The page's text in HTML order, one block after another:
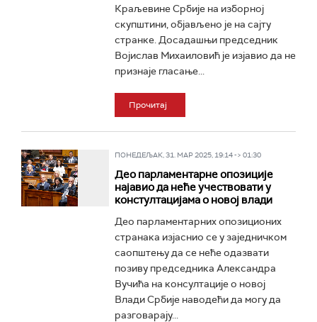
Краљевине Србије на изборној
скупштини, објављено је на сајту
странке. Досадашњи председник
Војислав Михаиловић је изјавио да не
признаје гласање...
Прочитај
ПОНЕДЕЉАК, 31. МАР 2025, 19:14 -> 01:30
Део парламентарне опозиције
најавио да неће учествовати у
констултацијама о новој влади
Део парламентарних опозиционих
странака изјаснио се у заједничком
саопштењу да се неће одазвати
позиву председника Александра
Вучића на консултације о новој
Влади Србије наводећи да могу да
разговарају...